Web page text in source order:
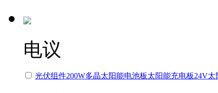
电议
光伏组件200W多晶太阳能电池板太阳能充电板24V